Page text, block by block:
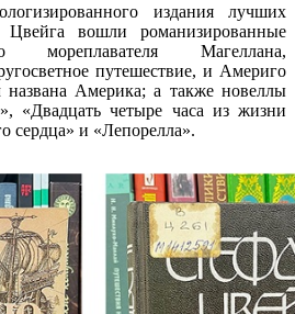
издания лучших
Цвейга вошли романизированные
мореплавателя Магеллана,
путешествие, и Америго
Америка; а также новеллы
«Двадцать четыре часа из жизни
сердца» и «Лепорелла».